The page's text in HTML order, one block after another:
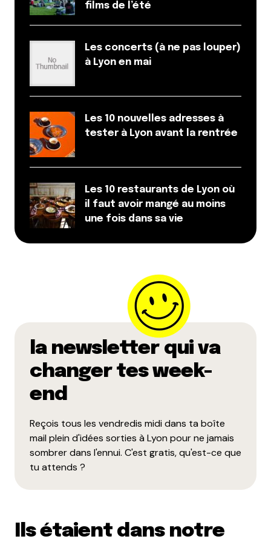
films de l’été
Les concerts (à ne pas louper)
à Lyon en mai
Les 10 nouvelles adresses à
tester à Lyon avant la rentrée
Les 10 restaurants de Lyon où
il faut avoir mangé au moins
une fois dans sa vie
la newsletter qui va
changer tes week-
end
Reçois tous les vendredis midi dans ta boîte
mail plein d'idées sorties à Lyon pour ne jamais
sombrer dans l'ennui. C'est gratis, qu'est-ce que
tu attends ?
Ils étaient dans notre